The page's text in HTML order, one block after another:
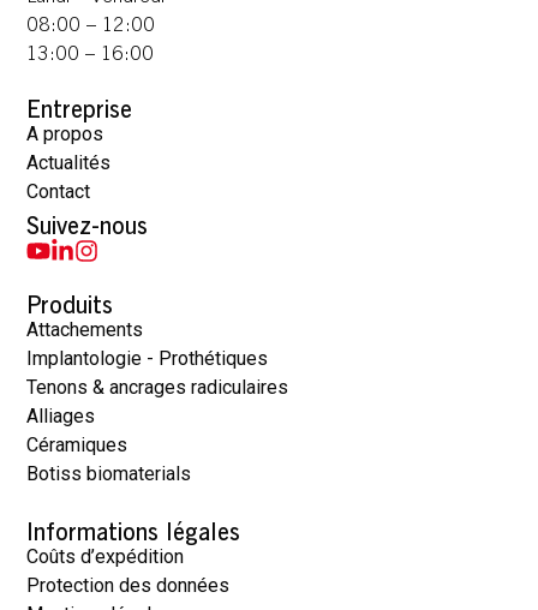
08:00 – 12:00
13:00 – 16:00
Entreprise
A propos
Actualités
Contact
Suivez-nous
Produits
Attachements
Implantologie - Prothétiques
Tenons & ancrages radiculaires
Alliages
Céramiques
Botiss biomaterials
Informations légales
Coûts d’expédition
Protection des données